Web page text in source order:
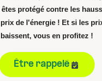
protégé contre les
de l'énergie ! Et si les
baissent, vous en profitez !
Être rappelé